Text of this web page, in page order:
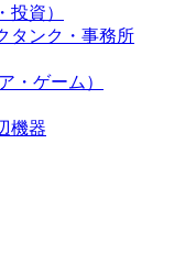
資）
タンク・事務所
・ゲーム）
機器